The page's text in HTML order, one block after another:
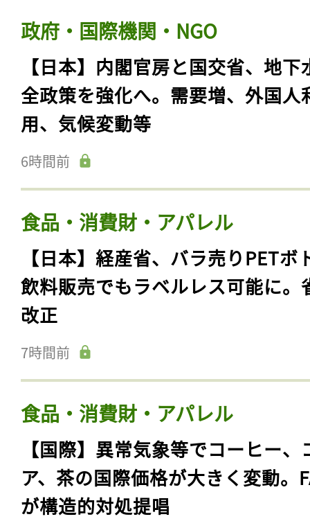
政府・国際機関・NGO
【日本】内閣官房と国交省、地下
全政策を強化へ。需要増、外国人
用、気候変動等
6時間前
食品・消費財・アパレル
【日本】経産省、バラ売りPETボ
飲料販売でもラベルレス可能に。
改正
7時間前
食品・消費財・アパレル
【国際】異常気象等でコーヒー、
ア、茶の国際価格が大きく変動。
が構造的対処提唱